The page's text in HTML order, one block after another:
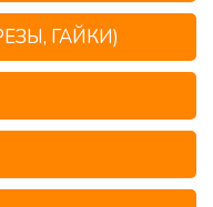
ГАЙКИ)